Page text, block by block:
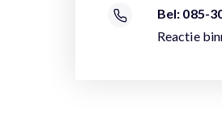
Bel: 085-
Reactie